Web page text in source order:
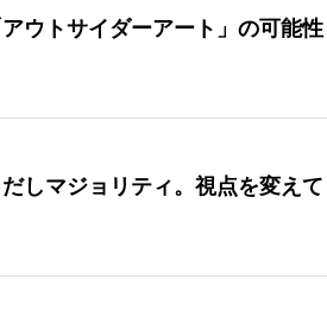
ウトサイダーアート」の可能性
しマジョリティ。視点を変えて